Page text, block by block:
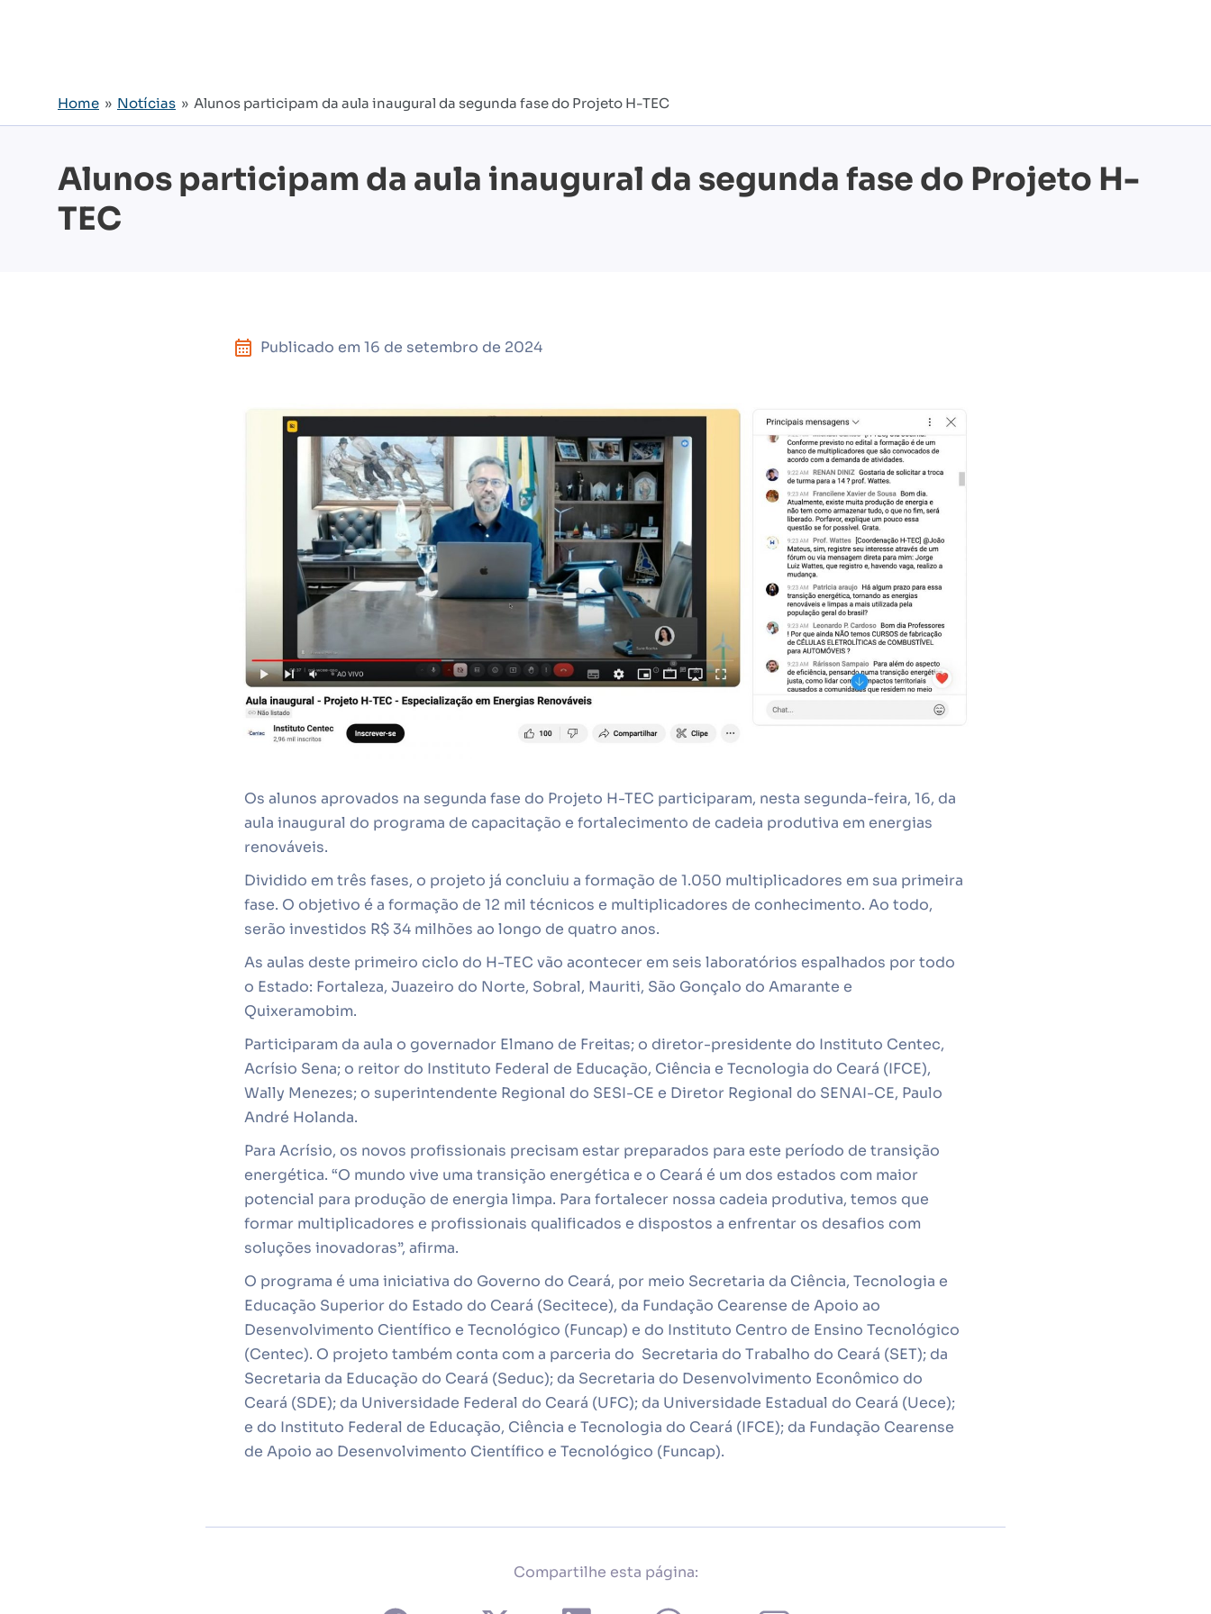
Home » Notícias » Alunos participam da aula inaugural da segunda fase do Projeto H-TEC
Alunos participam da aula inaugural da segunda fase do Projeto H-
TEC
Publicado em 16 de setembro de 2024
Os alunos aprovados na segunda fase do Projeto H-TEC participaram, nesta segunda-feira, 16, da
aula inaugural do programa de capacitação e fortalecimento de cadeia produtiva em energias
renováveis.
Dividido em três fases, o projeto já concluiu a formação de 1.050 multiplicadores em sua primeira
fase. O objetivo é a formação de 12 mil técnicos e multiplicadores de conhecimento. Ao todo,
serão investidos R$ 34 milhões ao longo de quatro anos.
As aulas deste primeiro ciclo do H-TEC vão acontecer em seis laboratórios espalhados por todo
o Estado: Fortaleza, Juazeiro do Norte, Sobral, Mauriti, São Gonçalo do Amarante e
Quixeramobim.
Participaram da aula o governador Elmano de Freitas; o diretor-presidente do Instituto Centec,
Acrísio Sena; o reitor do Instituto Federal de Educação, Ciência e Tecnologia do Ceará (IFCE),
Wally Menezes; o superintendente Regional do SESI-CE e Diretor Regional do SENAI-CE, Paulo
André Holanda.
Para Acrísio, os novos profissionais precisam estar preparados para este período de transição
energética. “O mundo vive uma transição energética e o Ceará é um dos estados com maior
potencial para produção de energia limpa. Para fortalecer nossa cadeia produtiva, temos que
formar multiplicadores e profissionais qualificados e dispostos a enfrentar os desafios com
soluções inovadoras”, afirma.
O programa é uma iniciativa do Governo do Ceará, por meio Secretaria da Ciência, Tecnologia e
Educação Superior do Estado do Ceará (Secitece), da Fundação Cearense de Apoio ao
Desenvolvimento Científico e Tecnológico (Funcap) e do Instituto Centro de Ensino Tecnológico
(Centec). O projeto também conta com a parceria do Secretaria do Trabalho do Ceará (SET); da
Secretaria da Educação do Ceará (Seduc); da Secretaria do Desenvolvimento Econômico do
Ceará (SDE); da Universidade Federal do Ceará (UFC); da Universidade Estadual do Ceará (Uece);
e do Instituto Federal de Educação, Ciência e Tecnologia do Ceará (IFCE); da Fundação Cearense
de Apoio ao Desenvolvimento Científico e Tecnológico (Funcap).
Compartilhe esta página: